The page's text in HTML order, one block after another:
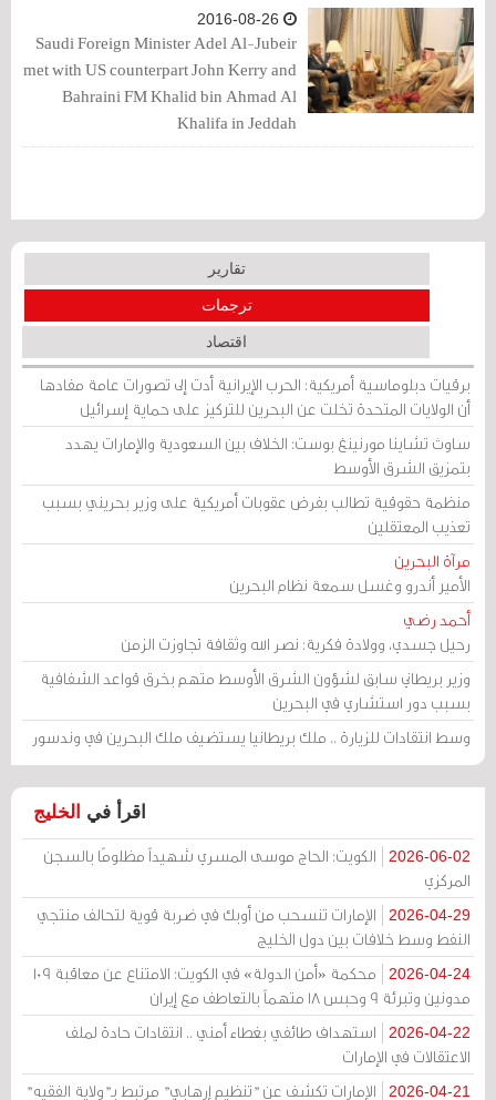
Saudi Foreign Minister Adel Al-Jubeir
met with US counterpart John Kerry and
Bahraini FM Khalid bin Ahmad Al
Khalifa in Jeddah
تقارير
ترجمات
اقتصاد
برقيات دبلوماسية أمريكية: الحرب الإيرانية أدت إلى تصورات عامة مفادها
أن الولايات المتحدة تخلت عن البحرين للتركيز على حماية إسرائيل
ساوث تشاينا مورنينغ بوست: الخلاف بين السعودية والإمارات يهدد
بتمزيق الشرق الأوسط
منظمة حقوقية تطالب بفرض عقوبات أمريكية على وزير بحريني بسبب
تعذيب المعتقلين
مرآة البحرين
الأمير أندرو وغسل سمعة نظام البحرين
أحمد رضي
رحيل جسدي، وولادة فكرية: نصر الله وثقافة تجاوزت الزمن
وزير بريطاني سابق لشؤون الشرق الأوسط متهم بخرق قواعد الشفافية
بسبب دور استشاري في البحرين
وسط انتقادات للزيارة .. ملك بريطانيا يستضيف ملك البحرين في وندسور
اقرأ في الخليج
2026-06-02
الكويت: الحاج موسى المسري شهيداً مظلومًا بالسجن
المركزي
2026-04-29
الإمارات تنسحب من أوبك في ضربة قوية لتحالف منتجي
النفط وسط خلافات بين دول الخليج
2026-04-24
محكمة «أمن الدولة» في الكويت: الامتناع عن معاقبة 109
مدونين وتبرئة 9 وحبس 18 متهماً بالتعاطف مع إيران
2026-04-22
استهداف طائفي بغطاء أمني .. انتقادات حادة لملف
الاعتقالات في الإمارات
2026-04-21
الإمارات تكشف عن "تنظيم إرهابي" مرتبط بـ"ولاية الفقيه"